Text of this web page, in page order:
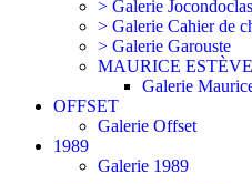
> Galerie
> Galerie Cahier de
> Galerie Garouste
MAURICE ESTÈVE
Galerie
OFFSET
Galerie Offset
1989
Galerie 1989